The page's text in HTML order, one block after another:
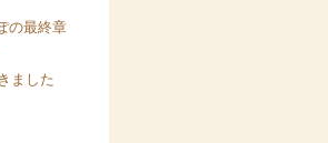
の最終章
ました